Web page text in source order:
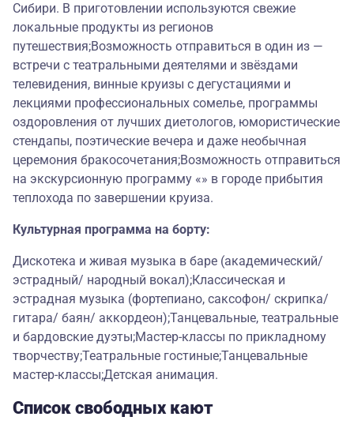
Сибири. В приготовлении используются свежие
локальные продукты из регионов
путешествия;Возможность отправиться в один из —
встречи с театральными деятелями и звёздами
телевидения, винные круизы с дегустациями и
лекциями профессиональных сомелье, программы
оздоровления от лучших диетологов, юмористические
стендапы, поэтические вечера и даже необычная
церемония бракосочетания;Возможность отправиться
на экскурсионную программу «» в городе прибытия
теплохода по завершении круиза.
Культурная программа на борту:
Дискотека и живая музыка в баре (академический/
эстрадный/ народный вокал);Классическая и
эстрадная музыка (фортепиано, саксофон/ скрипка/
гитара/ баян/ аккордеон);Танцевальные, театральные
и бардовские дуэты;Мастер-классы по прикладному
творчеству;Театральные гостиные;Танцевальные
мастер-классы;Детская анимация.
Список свободных кают